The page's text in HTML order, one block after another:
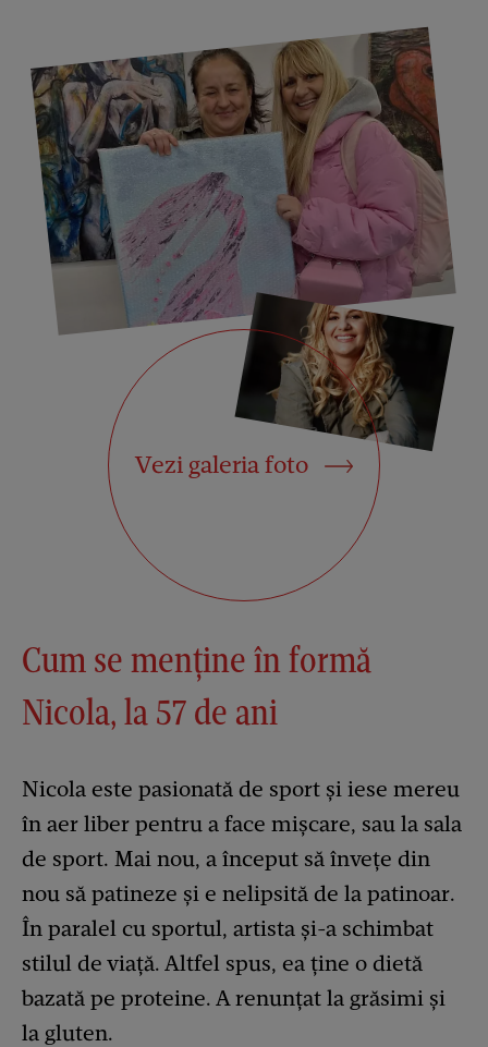
Vezi galeria foto
Cum se menține în formă
Nicola, la 57 de ani
Nicola este pasionată de sport și iese mereu
în aer liber pentru a face mișcare, sau la sala
de sport. Mai nou, a început să învețe din
nou să patineze și e nelipsită de la patinoar.
În paralel cu sportul, artista și-a schimbat
stilul de viață. Altfel spus, ea ține o dietă
bazată pe proteine. A renunțat la grăsimi și
la gluten.